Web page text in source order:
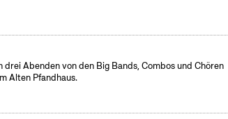
drei Abenden von den Big Bands, Combos und Chören
Alten Pfandhaus.